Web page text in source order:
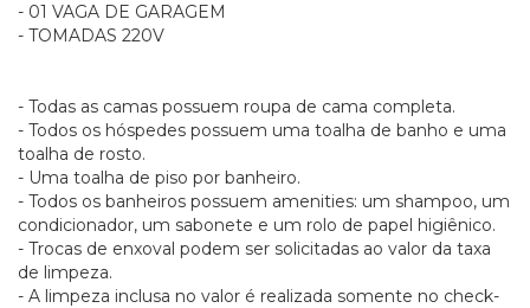
- 01 VAGA DE GARAGEM
- TOMADAS 220V
- Todas as camas possuem roupa de cama completa.
- Todos os hóspedes possuem uma toalha de banho e uma
toalha de rosto.
- Uma toalha de piso por banheiro.
- Todos os banheiros possuem amenities: um shampoo, um
condicionador, um sabonete e um rolo de papel higiênico.
- Trocas de enxoval podem ser solicitadas ao valor da taxa
de limpeza.
- A limpeza inclusa no valor é realizada somente no check-